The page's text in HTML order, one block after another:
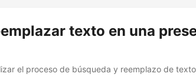
texto en una
el proceso de búsqueda y reemplazo de